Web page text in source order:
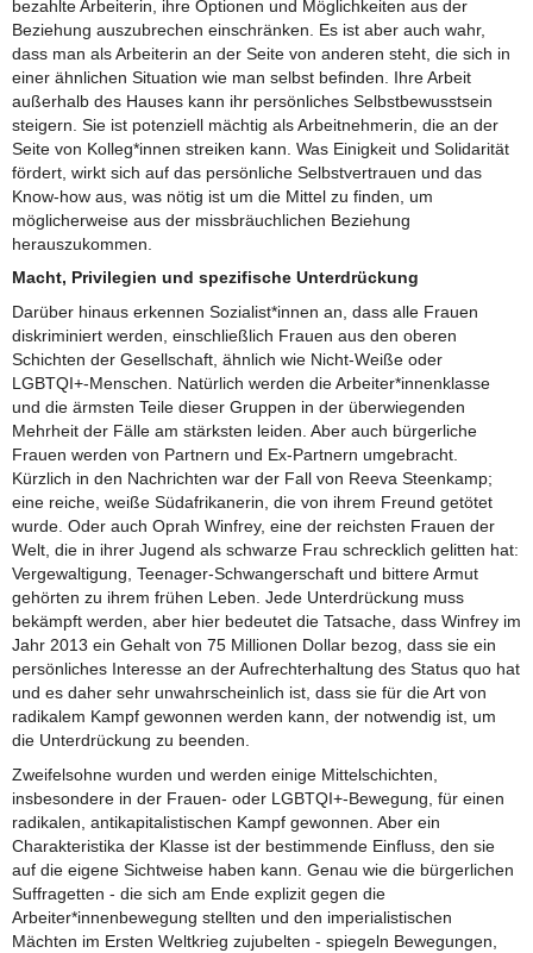
bezahlte Arbeiterin, ihre Optionen und Möglichkeiten aus der
Beziehung auszubrechen einschränken. Es ist aber auch wahr,
dass man als Arbeiterin an der Seite von anderen steht, die sich in
einer ähnlichen Situation wie man selbst befinden. Ihre Arbeit
außerhalb des Hauses kann ihr persönliches Selbstbewusstsein
steigern. Sie ist potenziell mächtig als Arbeitnehmerin, die an der
Seite von Kolleg*innen streiken kann. Was Einigkeit und Solidarität
fördert, wirkt sich auf das persönliche Selbstvertrauen und das
Know-how aus, was nötig ist um die Mittel zu finden, um
möglicherweise aus der missbräuchlichen Beziehung
herauszukommen.
Macht, Privilegien und spezifische Unterdrückung
Darüber hinaus erkennen Sozialist*innen an, dass alle Frauen
diskriminiert werden, einschließlich Frauen aus den oberen
Schichten der Gesellschaft, ähnlich wie Nicht-Weiße oder
LGBTQI+-Menschen. Natürlich werden die Arbeiter*innenklasse
und die ärmsten Teile dieser Gruppen in der überwiegenden
Mehrheit der Fälle am stärksten leiden. Aber auch bürgerliche
Frauen werden von Partnern und Ex-Partnern umgebracht.
Kürzlich in den Nachrichten war der Fall von Reeva Steenkamp;
eine reiche, weiße Südafrikanerin, die von ihrem Freund getötet
wurde. Oder auch Oprah Winfrey, eine der reichsten Frauen der
Welt, die in ihrer Jugend als schwarze Frau schrecklich gelitten hat:
Vergewaltigung, Teenager-Schwangerschaft und bittere Armut
gehörten zu ihrem frühen Leben. Jede Unterdrückung muss
bekämpft werden, aber hier bedeutet die Tatsache, dass Winfrey im
Jahr 2013 ein Gehalt von 75 Millionen Dollar bezog, dass sie ein
persönliches Interesse an der Aufrechterhaltung des Status quo hat
und es daher sehr unwahrscheinlich ist, dass sie für die Art von
radikalem Kampf gewonnen werden kann, der notwendig ist, um
die Unterdrückung zu beenden.
Zweifelsohne wurden und werden einige Mittelschichten,
insbesondere in der Frauen- oder LGBTQI+-Bewegung, für einen
radikalen, antikapitalistischen Kampf gewonnen. Aber ein
Charakteristika der Klasse ist der bestimmende Einfluss, den sie
auf die eigene Sichtweise haben kann. Genau wie die bürgerlichen
Suffragetten - die sich am Ende explizit gegen die
Arbeiter*innenbewegung stellten und den imperialistischen
Mächten im Ersten Weltkrieg zujubelten - spiegeln Bewegungen,